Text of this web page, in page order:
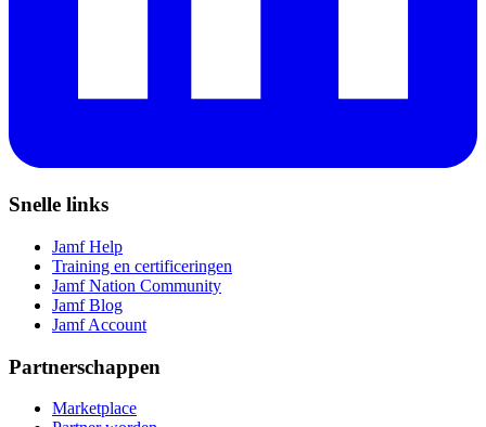
Snelle links
Jamf Help
Training en certificeringen
Jamf Nation Community
Jamf Blog
Jamf Account
Partnerschappen
Marketplace